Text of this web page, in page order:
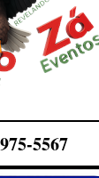
5567